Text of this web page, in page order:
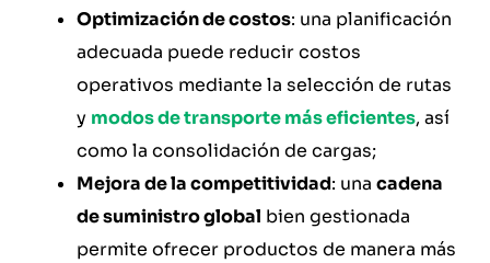
Optimización de costos: una planificación
adecuada puede reducir costos
operativos mediante la selección de rutas
y modos de transporte más eficientes, así
como la consolidación de cargas;
Mejora de la competitividad: una cadena
de suministro global bien gestionada
permite ofrecer productos de manera más